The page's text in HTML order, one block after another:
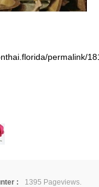
permalink/
:
1395 Pageviews.